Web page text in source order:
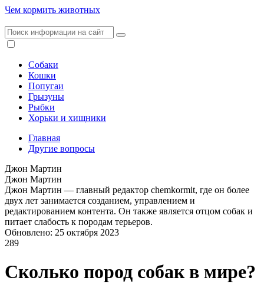
Чем кормить животных
Собаки
Кошки
Попугаи
Грызуны
Рыбки
Хорьки и хищники
Главная
Другие вопросы
Джон Мартин
Джон Мартин
Джон Мартин — главный редактор chemkormit, где он более
двух лет занимается созданием, управлением и
редактированием контента. Он также является отцом собак и
питает слабость к породам терьеров.
Обновлено: 25 октября 2023
289
Сколько пород собак в мире?